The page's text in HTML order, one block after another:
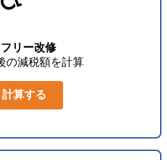
リー改修
の減税額を計算
算する